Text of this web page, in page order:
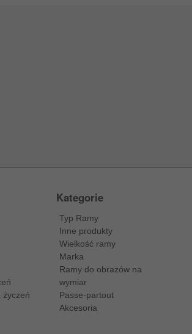
życzeń
Kategorie
Typ Ramy
Inne produkty
Wielkość ramy
Marka
Ramy do obrazów na
wymiar
Passe-partout
Akcesoria